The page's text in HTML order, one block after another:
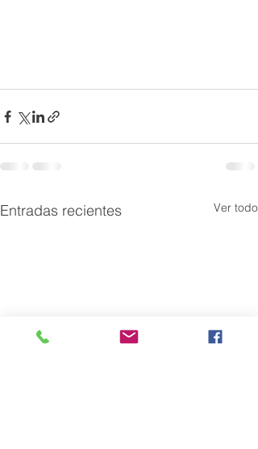
Entradas recientes Ver todo